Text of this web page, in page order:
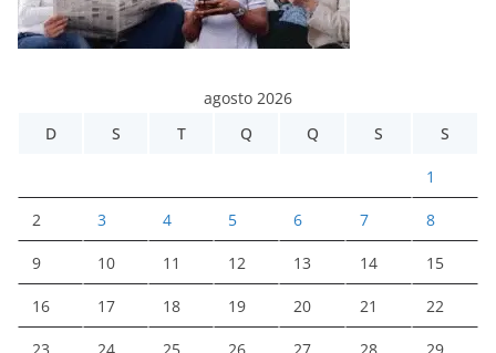
agosto 2026
D
S T Q Q S S
1
2 3 4 5 6 7 8
9 10 11 12 13 14 15
16 17 18 19 20 21 22